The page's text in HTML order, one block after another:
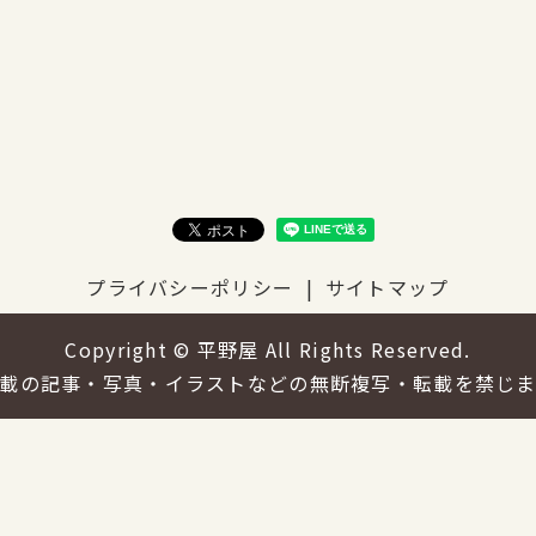
プライバシーポリシー サイトマップ
Copyright © 平野屋 All Rights Reserved.
の記事・写真・イラストなどの無断複写・転載を禁じ